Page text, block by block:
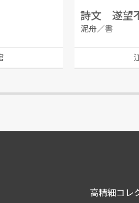
詩文 遂望
泥舟／書
高精細コレ